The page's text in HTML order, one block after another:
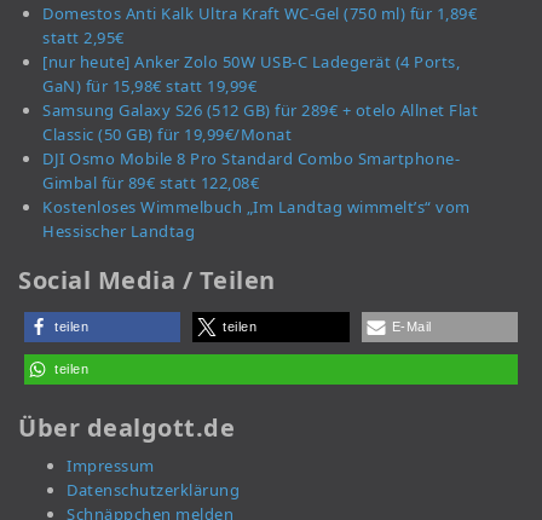
Domestos Anti Kalk Ultra Kraft WC-Gel (750 ml) für 1,89€
statt 2,95€
[nur heute] Anker Zolo 50W USB-C Ladegerät (4 Ports,
GaN) für 15,98€ statt 19,99€
Samsung Galaxy S26 (512 GB) für 289€ + otelo Allnet Flat
Classic (50 GB) für 19,99€/Monat
DJI Osmo Mobile 8 Pro Standard Combo Smartphone-
Gimbal für 89€ statt 122,08€
Kostenloses Wimmelbuch „Im Landtag wimmelt’s“ vom
Hessischer Landtag
Social Media / Teilen
teilen teilen E-Mail
teilen
Über dealgott.de
Impressum
Datenschutzerklärung
Schnäppchen melden